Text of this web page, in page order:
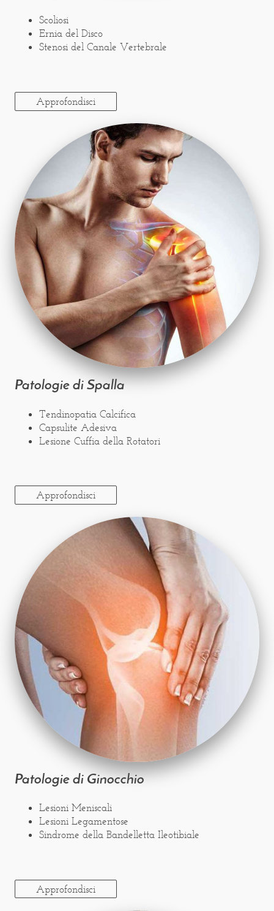
Scoliosi
Ernia del Disco
Stenosi del Canale Vertebrale
Approfondisci
Patologie di Spalla
Tendinopatia Calcifica
Capsulite Adesiva
Lesione Cuffia della Rotatori
Approfondisci
Patologie di Ginocchio
Lesioni Meniscali
Lesioni Legamentose
Sindrome della Bandelletta Ileotibiale
Approfondisci